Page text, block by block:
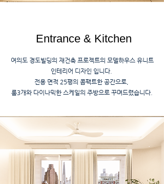
Entrance & Kitchen
여의도 경도빌딩의 재건축 프로젝트의 모델하우스 유니트
인테리어 디자인 입니다.
전용 면적 25평의 콤팩트한 공간으로,
​룸3개와 다이나믹한 스케일의 주방으로 꾸며드렸습니다.